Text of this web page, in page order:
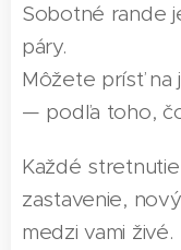
Sobotné rande
páry.
Môžete prísť na
— podľa toho,
Každé
zastavenie,
medzi vami živé.